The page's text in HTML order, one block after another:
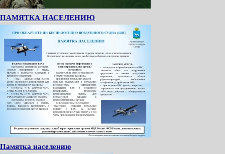
ПАМЯТКА НАСЕЛЕНИЮ
Памятка населению